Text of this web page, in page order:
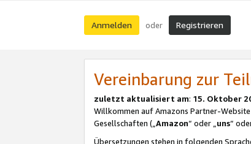
Anmelden oder Registrieren
Vereinbarung zur
zuletzt aktualisiert am: 15. Oktober
Willkommen auf Amazons Partner-Website
Gesellschaften („Amazon“ oder „uns“
Übersetzungen stehen in folgenden